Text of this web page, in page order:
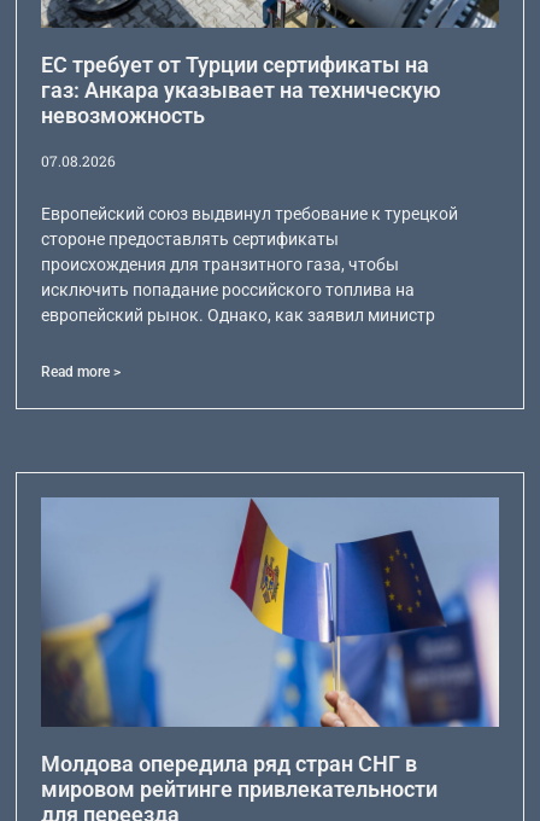
ЕС требует от Турции сертификаты на
газ: Анкара указывает на техническую
невозможность
07.08.2026
Европейский союз выдвинул требование к турецкой
стороне предоставлять сертификаты
происхождения для транзитного газа, чтобы
исключить попадание российского топлива на
европейский рынок. Однако, как заявил министр
Read more >
Молдова опередила ряд стран СНГ в
мировом рейтинге привлекательности
для переезда